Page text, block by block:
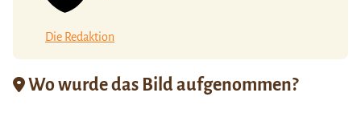
Die Redaktion
Wo wurde das Bild aufgenommen?